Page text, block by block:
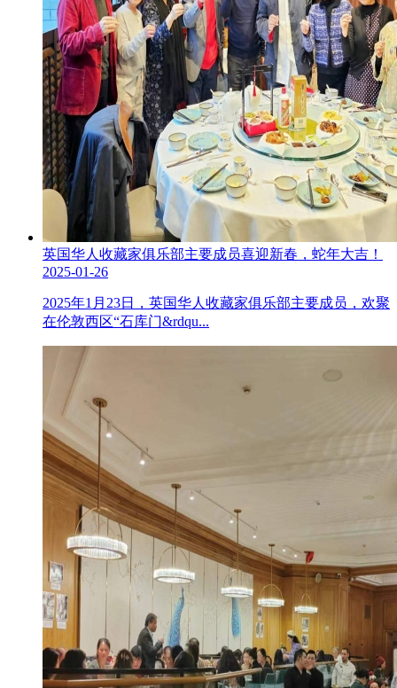
英国华人收藏家俱乐部主要成员喜迎新春，蛇年大吉！
2025-01-26
2025年1月23日，英国华人收藏家俱乐部主要成员，欢聚
在伦敦西区“石库门&rdqu...